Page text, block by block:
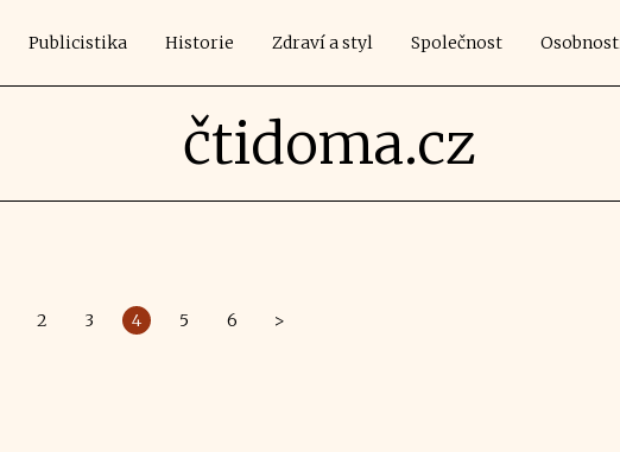
Publicistika Historie Zdraví a styl Společnost
čtidoma.cz
2 3 4 5 6 >